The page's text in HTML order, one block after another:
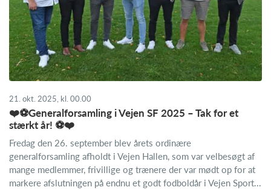
21. okt. 2025, kl. 00.00
❤️⚽Generalforsamling i Vejen SF 2025 – Tak for et
stærkt år! ⚽❤️
Fredag den 26. september blev årets ordinære
generalforsamling afholdt i Vejen Hallen, som var velbesøgt af
mange medlemmer, frivillige og trænere der var mødt op for at
markere afslutningen på endnu et godt fodboldår i Vejen Sport...